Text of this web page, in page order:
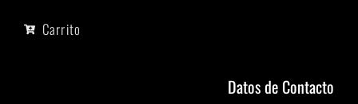
Carrito
Datos de Contacto